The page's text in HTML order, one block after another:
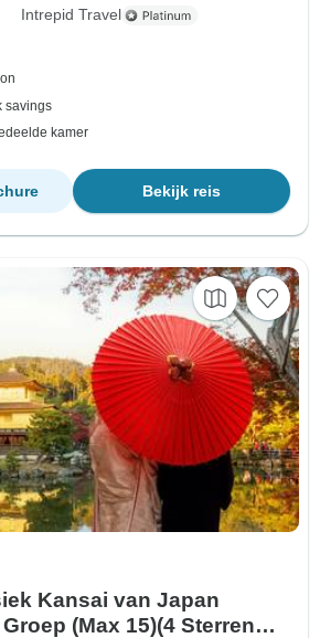
Intrepid Travel
savings
kamer
Bekijk reis
Kansai van Japan
(Max 15)(4 Sterren